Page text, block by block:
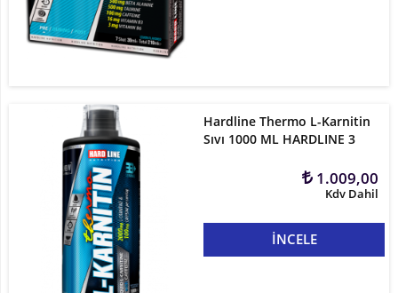
Hardline Thermo L-Karnitin
Sıvı 1000 ML HARDLINE 3
1.009,00
Kdv Dahil
İNCELE